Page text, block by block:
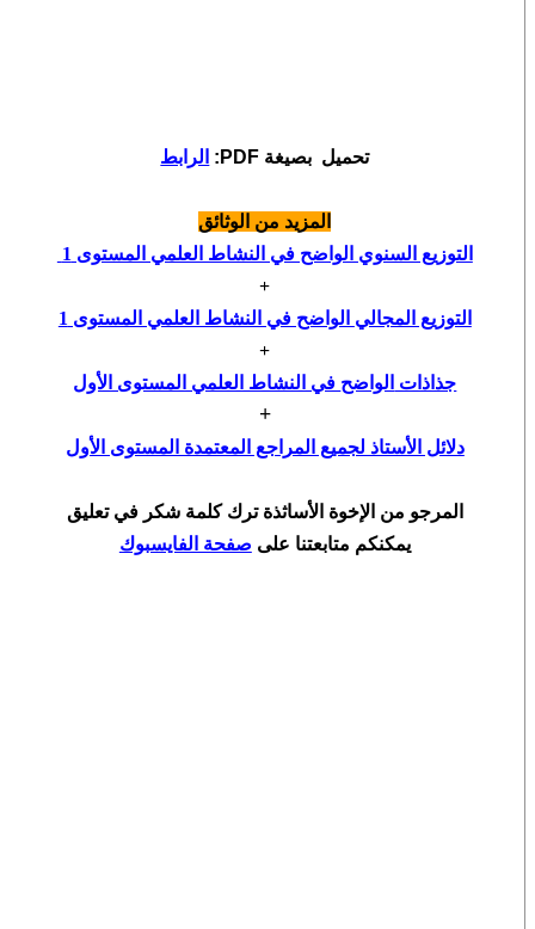
تحميل بصيغة PDF: الرابط
المزيد من الوثائق
التوزيع السنوي الواضح في النشاط العلمي المستوى 1
+
التوزيع المجالي الواضح في النشاط العلمي المستوى 1
+
جذاذات الواضح في النشاط العلمي المستوى الأول
+
دلائل الأستاذ لجميع المراجع المعتمدة المستوى الأول
المرجو من الإخوة الأساثذة ترك كلمة شكر في تعليق
يمكنكم متابعتنا على صفحة الفايسبوك